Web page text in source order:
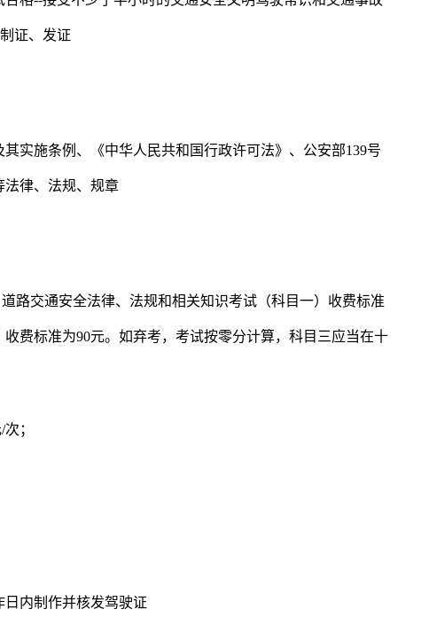
证、发证
其实施条例、《中华人民共和国行政许可法》、公安部139号
法律、法规、规章
路交通安全法律、法规和相关知识考试（科目一）收费标准
费标准为90元。如弃考，考试按零分计算，科目三应当在十
；
内制作并核发驾驶证